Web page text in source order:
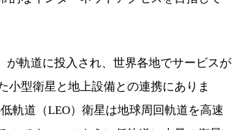
が軌道に投入され、世界各地でサービスが
小型衛星と地上設備との連携にありま
軌道（LEO）衛星は地球周回軌道を高速